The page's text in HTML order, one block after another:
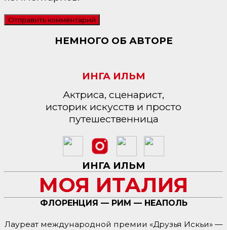
НЕМНОГО ОБ АВТОРЕ
ИНГА ИЛЬМ
Актриса, сценарист,
историк искусств и просто
путешественница
ИНГА ИЛЬМ
МОЯ ИТАЛИЯ
ФЛОРЕНЦИЯ — РИМ — НЕАПОЛЬ
Лауреат международной премии «Друзья Искьи» —